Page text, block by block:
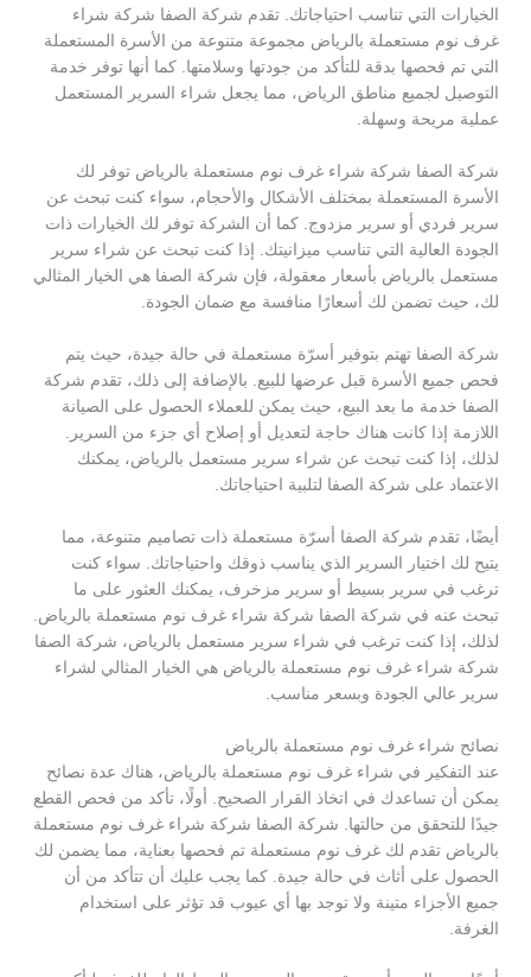
الخيارات التي تناسب احتياجاتك. تقدم شركة الصفا شركة شراء
غرف نوم مستعملة بالرياض مجموعة متنوعة من الأسرة المستعملة
التي تم فحصها بدقة للتأكد من جودتها وسلامتها. كما أنها توفر خدمة
التوصيل لجميع مناطق الرياض، مما يجعل شراء السرير المستعمل
عملية مريحة وسهلة.
شركة الصفا شركة شراء غرف نوم مستعملة بالرياض توفر لك
الأسرة المستعملة بمختلف الأشكال والأحجام، سواء كنت تبحث عن
سرير فردي أو سرير مزدوج. كما أن الشركة توفر لك الخيارات ذات
الجودة العالية التي تناسب ميزانيتك. إذا كنت تبحث عن شراء سرير
مستعمل بالرياض بأسعار معقولة، فإن شركة الصفا هي الخيار المثالي
لك، حيث تضمن لك أسعارًا منافسة مع ضمان الجودة.
شركة الصفا تهتم بتوفير أسرّة مستعملة في حالة جيدة، حيث يتم
فحص جميع الأسرة قبل عرضها للبيع. بالإضافة إلى ذلك، تقدم شركة
الصفا خدمة ما بعد البيع، حيث يمكن للعملاء الحصول على الصيانة
اللازمة إذا كانت هناك حاجة لتعديل أو إصلاح أي جزء من السرير.
لذلك، إذا كنت تبحث عن شراء سرير مستعمل بالرياض، يمكنك
الاعتماد على شركة الصفا لتلبية احتياجاتك.
أيضًا، تقدم شركة الصفا أسرّة مستعملة ذات تصاميم متنوعة، مما
يتيح لك اختيار السرير الذي يناسب ذوقك واحتياجاتك. سواء كنت
ترغب في سرير بسيط أو سرير مزخرف، يمكنك العثور على ما
تبحث عنه في شركة الصفا شركة شراء غرف نوم مستعملة بالرياض.
لذلك، إذا كنت ترغب في شراء سرير مستعمل بالرياض، شركة الصفا
شركة شراء غرف نوم مستعملة بالرياض هي الخيار المثالي لشراء
سرير عالي الجودة وبسعر مناسب.
نصائح شراء غرف نوم مستعملة بالرياض
عند التفكير في شراء غرف نوم مستعملة بالرياض، هناك عدة نصائح
يمكن أن تساعدك في اتخاذ القرار الصحيح. أولًا، تأكد من فحص القطع
جيدًا للتحقق من حالتها. شركة الصفا شركة شراء غرف نوم مستعملة
بالرياض تقدم لك غرف نوم مستعملة تم فحصها بعناية، مما يضمن لك
الحصول على أثاث في حالة جيدة. كما يجب عليك أن تتأكد من أن
جميع الأجزاء متينة ولا توجد بها أي عيوب قد تؤثر على استخدام
الغرفة.